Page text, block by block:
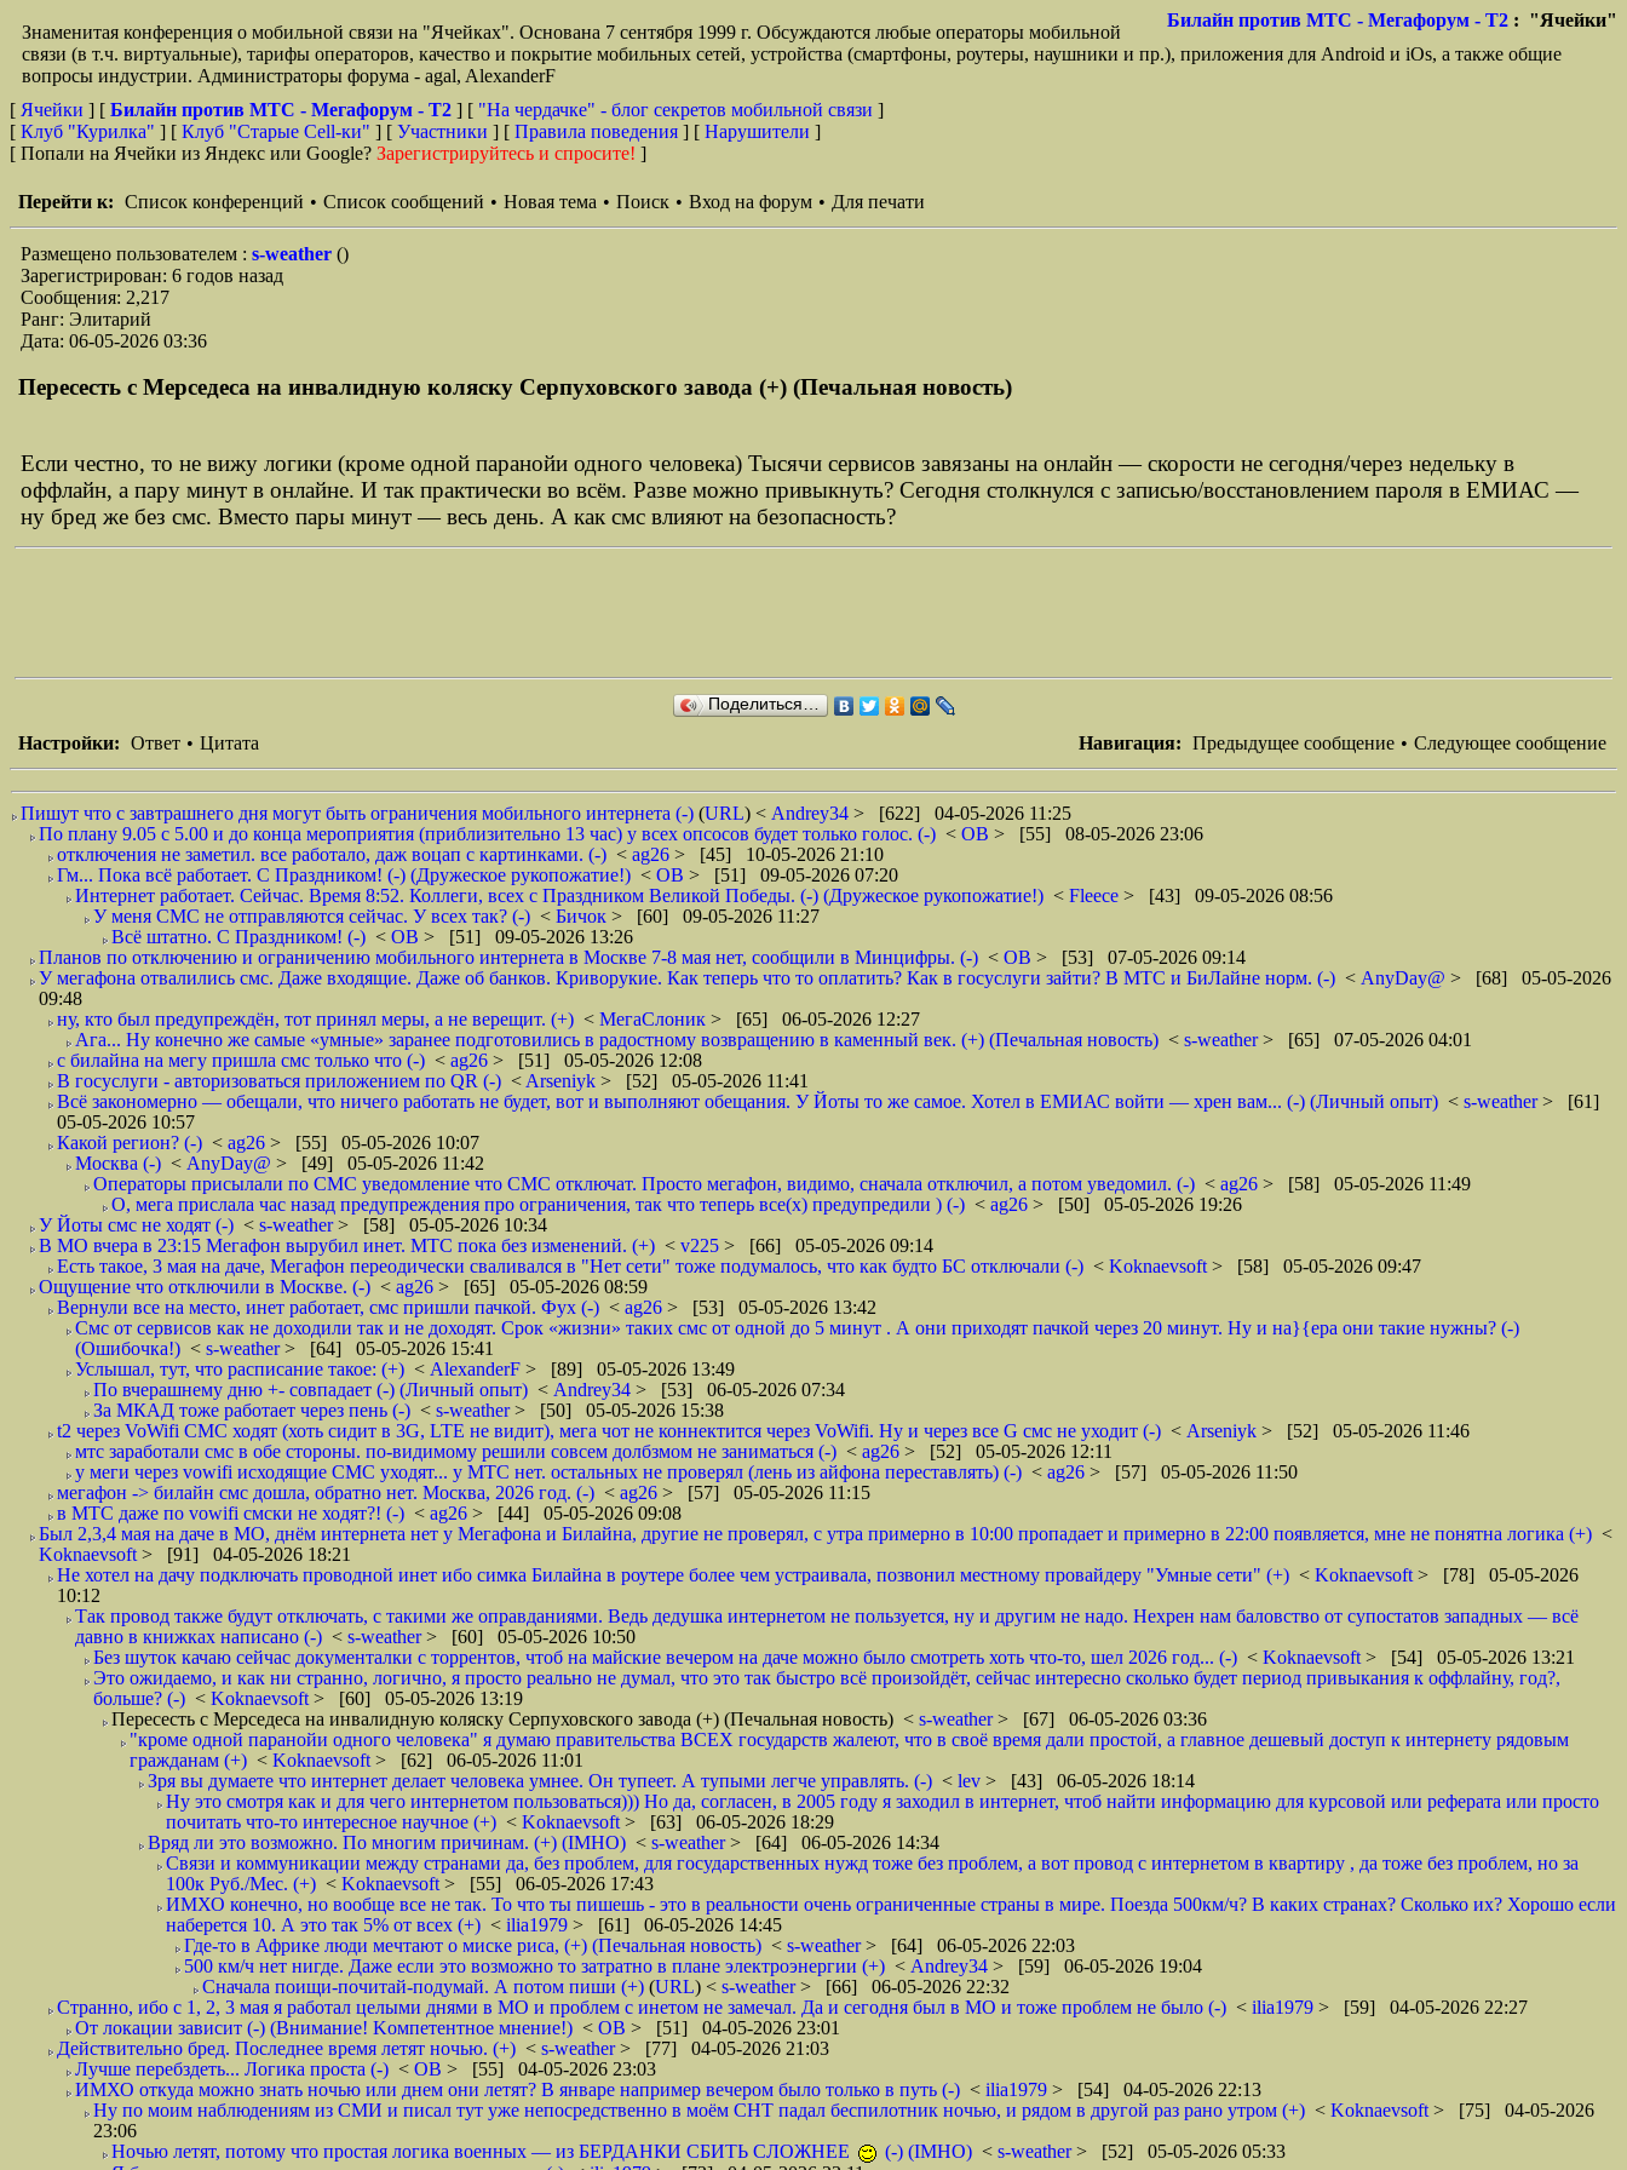
Билайн против МТС - Мегафорум - T2 : "Ячейки"
Знаменитая конференция о мобильной связи на "Ячейках". Основана 7 сентября 1999 г. Обсуждаются любые операторы мобильной
связи (в т.ч. виртуальные), тарифы операторов, качество и покрытие мобильных сетей, устройства (смартфоны, роутеры, наушники и пр.), приложения для Android и iOs, а также общие
вопросы индустрии. Администраторы форума - agal, AlexanderF
[ Ячейки ] [ Билайн против МТС - Мегафорум - T2 ] [ "На чердачке" - блог секретов мобильной связи ]
[ Клуб "Курилка" ] [ Клуб "Старые Сell-ки" ] [ Участники ] [ Правила поведения ] [ Нарушители ]
[ Попали на Ячейки из Яндекс или Google? Зарегистрируйтесь и спросите! ]
Перейти к: Список конференций • Список сообщений • Новая тема • Поиск • Вход на форум • Для печати
Размещено пользователем : s-weather ()
Зарегистрирован: 6 годов назад
Сообщения: 2,217
Ранг: Элитарий
Дата: 06-05-2026 03:36
Пересесть с Мерседеса на инвалидную коляску Серпуховского завода (+) (Печальная новость)
Если честно, то не вижу логики (кроме одной паранойи одного человека) Тысячи сервисов завязаны на онлайн — скорости не сегодня/через недельку в
оффлайн, а пару минут в онлайне. И так практически во всём. Разве можно привыкнуть? Сегодня столкнулся с записью/восстановлением пароля в ЕМИАС —
ну бред же без смс. Вместо пары минут — весь день. А как смс влияют на безопасность?
Поделиться…
Навигация: Предыдущее сообщение • Следующее сообщение
Настройки: Ответ • Цитата
Пишут что с завтрашнего дня могут быть ограничения мобильного интернета (-) (URL) < Andrey34 > [622] 04-05-2026 11:25
По плану 9.05 с 5.00 и до конца мероприятия (приблизительно 13 час) у всех опсосов будет только голос. (-) < ОВ > [55] 08-05-2026 23:06
отключения не заметил. все работало, даж воцап с картинками. (-) < ag26 > [45] 10-05-2026 21:10
Гм... Пока всё работает. С Праздником! (-) (Дружеское рукопожатие!) < ОВ > [51] 09-05-2026 07:20
Интернет работает. Сейчас. Время 8:52. Коллеги, всех с Праздником Великой Победы. (-) (Дружеское рукопожатие!) < Fleece > [43] 09-05-2026 08:56
У меня СМС не отправляются сейчас. У всех так? (-) < Бичок > [60] 09-05-2026 11:27
Всё штатно. С Праздником! (-) < ОВ > [51] 09-05-2026 13:26
Планов по отключению и ограничению мобильного интернета в Москве 7-8 мая нет, сообщили в Минцифры. (-) < ОВ > [53] 07-05-2026 09:14
У мегафона отвалились смс. Даже входящие. Даже об банков. Криворукие. Как теперь что то оплатить? Как в госуслуги зайти? В МТС и БиЛайне норм. (-) < AnyDay@ > [68] 05-05-2026
09:48
ну, кто был предупреждён, тот принял меры, а не верещит. (+) < МегаСлоник > [65] 06-05-2026 12:27
Ага... Ну конечно же самые «умные» заранее подготовились в радостному возвращению в каменный век. (+) (Печальная новость) < s-weather> [65] 07-05-2026 04:01
с билайна на мегу пришла смс только что (-) < ag26 > [51] 05-05-2026 12:08
В госуслуги - авторизоваться приложением по QR (-) < Arseniyk > [52] 05-05-2026 11:41
Всё закономерно — обещали, что ничего работать не будет, вот и выполняют обещания. У Йоты то же самое. Хотел в ЕМИАС войти — хрен вам... (-) (Личный опыт) < s-weather> [61]
05-05-2026 10:57
Какой регион? (-) < ag26 > [55] 05-05-2026 10:07
Москва (-) < AnyDay@ > [49] 05-05-2026 11:42
Операторы присылали по СМС уведомление что СМС отключат. Просто мегафон, видимо, сначала отключил, а потом уведомил. (-) < ag26 > [58] 05-05-2026 11:49
О, мега прислала час назад предупреждения про ограничения, так что теперь все(х) предупредили ) (-) < ag26 > [50] 05-05-2026 19:26
У Йоты смс не ходят (-) < s-weather> [58] 05-05-2026 10:34
В МО вчера в 23:15 Мегафон вырубил инет. МТС пока без изменений. (+) < v225 > [66] 05-05-2026 09:14
Есть такое, 3 мая на даче, Мегафон переодически сваливался в "Нет сети" тоже подумалось, что как будто БС отключали (-) < Koknaevsoft > [58] 05-05-2026 09:47
Ощущение что отключили в Москве. (-) < ag26 > [65] 05-05-2026 08:59
Вернули все на место, инет работает, смс пришли пачкой. Фух (-) < ag26 > [53] 05-05-2026 13:42
Смс от сервисов как не доходили так и не доходят. Срок «жизни» таких смс от одной до 5 минут . А они приходят пачкой через 20 минут. Ну и на}{ера они такие нужны? (-)
(Ошибочка!) < s-weather> [64] 05-05-2026 15:41
Услышал, тут, что расписание такое: (+) < AlexanderF > [89] 05-05-2026 13:49
По вчерашнему дню +- совпадает (-) (Личный опыт) < Andrey34 > [53] 06-05-2026 07:34
За МКАД тоже работает через пень (-) < s-weather> [50] 05-05-2026 15:38
t2 через VoWifi СМС ходят (хоть сидит в 3G, LTE не видит), мега чот не коннектится через VoWifi. Ну и через все G смс не уходит (-) < Arseniyk > [52] 05-05-2026 11:46
мтс заработали смс в обе стороны. по-видимому решили совсем долбзмом не заниматься (-) < ag26 > [52] 05-05-2026 12:11
у меги через vowifi исходящие СМС уходят... у МТС нет. остальных не проверял (лень из айфона переставлять) (-) < ag26 > [57] 05-05-2026 11:50
мегафон -> билайн смс дошла, обратно нет. Москва, 2026 год. (-) < ag26 > [57] 05-05-2026 11:15
в МТС даже по vowifi смски не ходят?! (-) < ag26 > [44] 05-05-2026 09:08
Был 2,3,4 мая на даче в МО, днём интернета нет у Мегафона и Билайна, другие не проверял, с утра примерно в 10:00 пропадает и примерно в 22:00 появляется, мне не понятна логика (+) <
Koknaevsoft > [91] 04-05-2026 18:21
Не хотел на дачу подключать проводной инет ибо симка Билайна в роутере более чем устраивала, позвонил местному провайдеру "Умные сети" (+) < Koknaevsoft > [78] 05-05-2026
10:12
Так провод также будут отключать, с такими же оправданиями. Ведь дедушка интернетом не пользуется, ну и другим не надо. Нехрен нам баловство от супостатов западных — всё
давно в книжках написано (-) < s-weather> [60] 05-05-2026 10:50
Без шуток качаю сейчас документалки с торрентов, чтоб на майские вечером на даче можно было смотреть хоть что-то, шел 2026 год... (-) < Koknaevsoft > [54] 05-05-2026 13:21
Это ожидаемо, и как ни странно, логично, я просто реально не думал, что это так быстро всё произойдёт, сейчас интересно сколько будет период привыкания к оффлайну, год?,
больше? (-) < Koknaevsoft > [60] 05-05-2026 13:19
Пересесть с Мерседеса на инвалидную коляску Серпуховского завода (+) (Печальная новость) < s-weather> [67] 06-05-2026 03:36
"кроме одной паранойи одного человека" я думаю правительства ВСЕХ государств жалеют, что в своё время дали простой, а главное дешевый доступ к интернету рядовым
гражданам (+) < Koknaevsoft > [62] 06-05-2026 11:01
Зря вы думаете что интернет делает человека умнее. Он тупеет. А тупыми легче управлять. (-) < lev > [43] 06-05-2026 18:14
Ну это смотря как и для чего интернетом пользоваться))) Но да, согласен, в 2005 году я заходил в интернет, чтоб найти информацию для курсовой или реферата или просто
почитать что-то интересное научное (+) < Koknaevsoft > [63] 06-05-2026 18:29
Вряд ли это возможно. По многим причинам. (+) (IMHO) < s-weather> [64] 06-05-2026 14:34
Связи и коммуникации между странами да, без проблем, для государственных нужд тоже без проблем, а вот провод с интернетом в квартиру , да тоже без проблем, но за
100к Руб./Мес. (+) < Koknaevsoft > [55] 06-05-2026 17:43
ИМХО конечно, но вообще все не так. То что ты пишешь - это в реальности очень ограниченные страны в мире. Поезда 500км/ч? В каких странах? Сколько их? Хорошо если
наберется 10. А это так 5% от всех (+) < ilia1979 > [61] 06-05-2026 14:45
Где-то в Африке люди мечтают о миске риса, (+) (Печальная новость) < s-weather> [64] 06-05-2026 22:03
500 км/ч нет нигде. Даже если это возможно то затратно в плане электроэнергии (+) < Andrey34 > [59] 06-05-2026 19:04
Сначала поищи-почитай-подумай. А потом пиши (+) (URL) < s-weather> [66] 06-05-2026 22:32
Странно, ибо с 1, 2, 3 мая я работал целыми днями в МО и проблем с инетом не замечал. Да и сегодня был в МО и тоже проблем не было (-) < ilia1979 > [59] 04-05-2026 22:27
От локации зависит (-) (Внимание! Kомпетентное мнение!) < ОВ > [51] 04-05-2026 23:01
Действительно бред. Последнее время летят ночью. (+) < s-weather> [77] 04-05-2026 21:03
Лучше перебздеть... Логика проста (-) < ОВ > [55] 04-05-2026 23:03
ИМХО откуда можно знать ночью или днем они летят? В январе например вечером было только в путь (-) < ilia1979 > [54] 04-05-2026 22:13
Ну по моим наблюдениям из СМИ и писал тут уже непосредственно в моём СНТ падал беспилотник ночью, и рядом в другой раз рано утром (+) < Koknaevsoft > [75] 04-05-2026
23:06
Ночью летят, потому что простая логика военных — из БЕРДАНКИ СБИТЬ СЛОЖНЕЕ
(-) (IMHO) < s-weather> [52] 05-05-2026 05:33